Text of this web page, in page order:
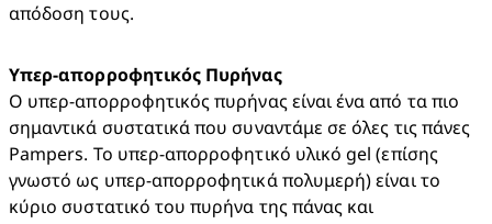
απόδοση τους.
Υπερ-απορροφητικός Πυρήνας
Ο υπερ-απορροφητικός πυρήνας είναι ένα από τα πιο
σημαντικά συστατικά που συναντάμε σε όλες τις πάνες
Pampers. Το υπερ-απορροφητικό υλικό gel (επίσης
γνωστό ως υπερ-απορροφητικά πολυμερή) είναι το
κύριο συστατικό του πυρήνα της πάνας και